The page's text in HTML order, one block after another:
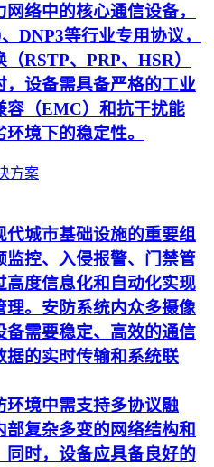
络中的核心通信设备，
DNP3等行业专用协议，
RSTP、PRP、HSR）
，设备需具备严格的工业
容（EMC）和抗干扰能
境下的稳定性。
方案
代城市基础设施的重要组
监控、入侵报警、门禁管
高度信息化和自动化实现
理。安防系统内众多摄像
备需要稳定、高效的通信
据的实时传输和系统联
环境中需支持多协议融
复杂多变的网络结构和
同时，设备应具备良好的